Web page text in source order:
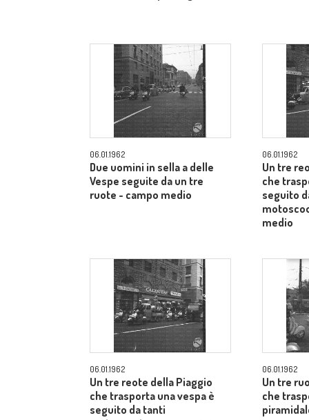
06.01.1962
Due uomini in sella a delle
Vespe seguite da un tre
ruote - campo medio
06.01.1962
Un tre
che
seguito
medio
06.01.1962
Un tre reote della Piaggio
che trasporta una vespa è
seguito da tanti
06.01.1962
Un tre
che